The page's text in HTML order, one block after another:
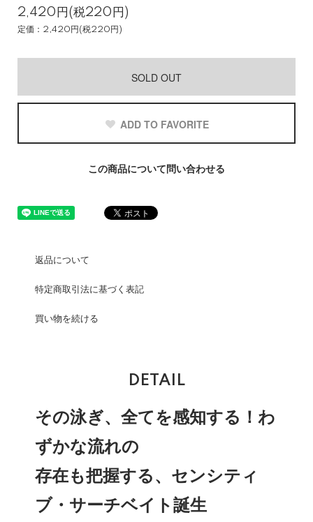
2,420円(税220円)
定価：2,420円(税220円)
SOLD OUT
ADD TO FAVORITE
この商品について問い合わせる
返品について
特定商取引法に基づく表記
買い物を続ける
DETAIL
その泳ぎ、全てを感知する！わ
ずかな流れの
存在も把握する、センシティ
ブ・サーチベイト誕生